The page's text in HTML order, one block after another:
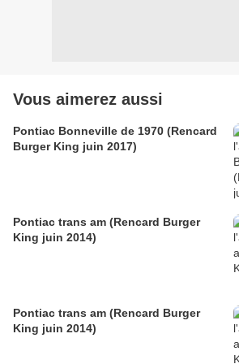
Vous aimerez aussi
Pontiac Bonneville de 1970 (Rencard
Burger King juin 2017)
Pontiac trans am (Rencard Burger
King juin 2014)
Pontiac trans am (Rencard Burger
King juin 2014)